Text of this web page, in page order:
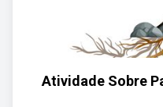
Atividade Sobre